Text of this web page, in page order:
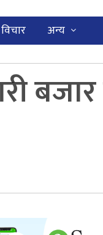
विचार अन्य